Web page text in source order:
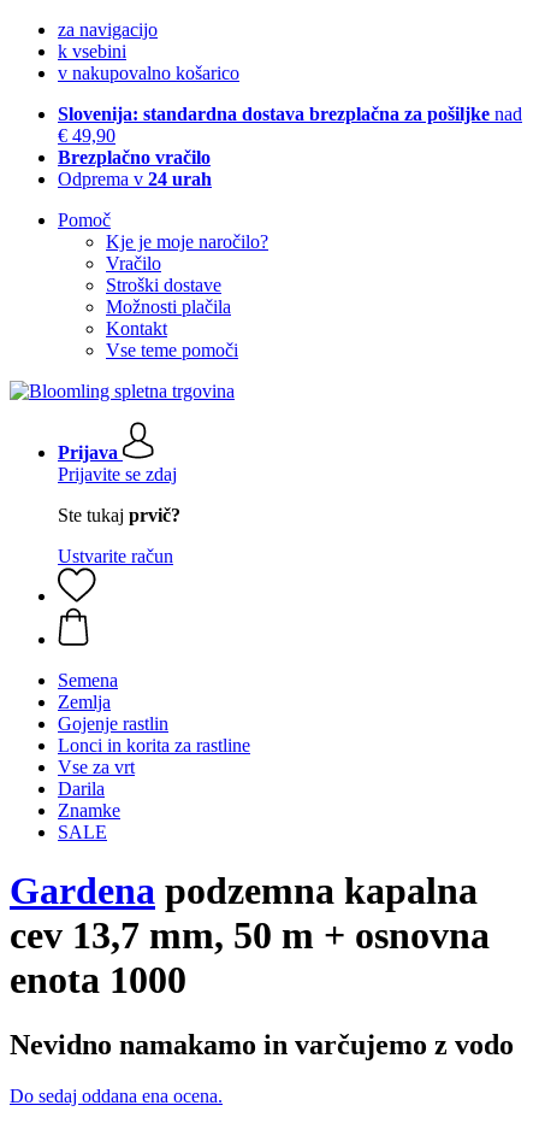
za navigacijo
k vsebini
v nakupovalno košarico
Slovenija: standardna dostava brezplačna za pošiljke nad
€ 49,90
Brezplačno vračilo
Odprema v 24 urah
Pomoč
Kje je moje naročilo?
Vračilo
Stroški dostave
Možnosti plačila
Kontakt
Vse teme pomoči
Prijava
Prijavite se zdaj
Ste tukaj prvič?
Ustvarite račun
Semena
Zemlja
Gojenje rastlin
Lonci in korita za rastline
Vse za vrt
Darila
Znamke
SALE
Gardena podzemna kapalna
cev 13,7 mm, 50 m + osnovna
enota 1000
Nevidno namakamo in varčujemo z vodo
Do sedaj oddana ena ocena.